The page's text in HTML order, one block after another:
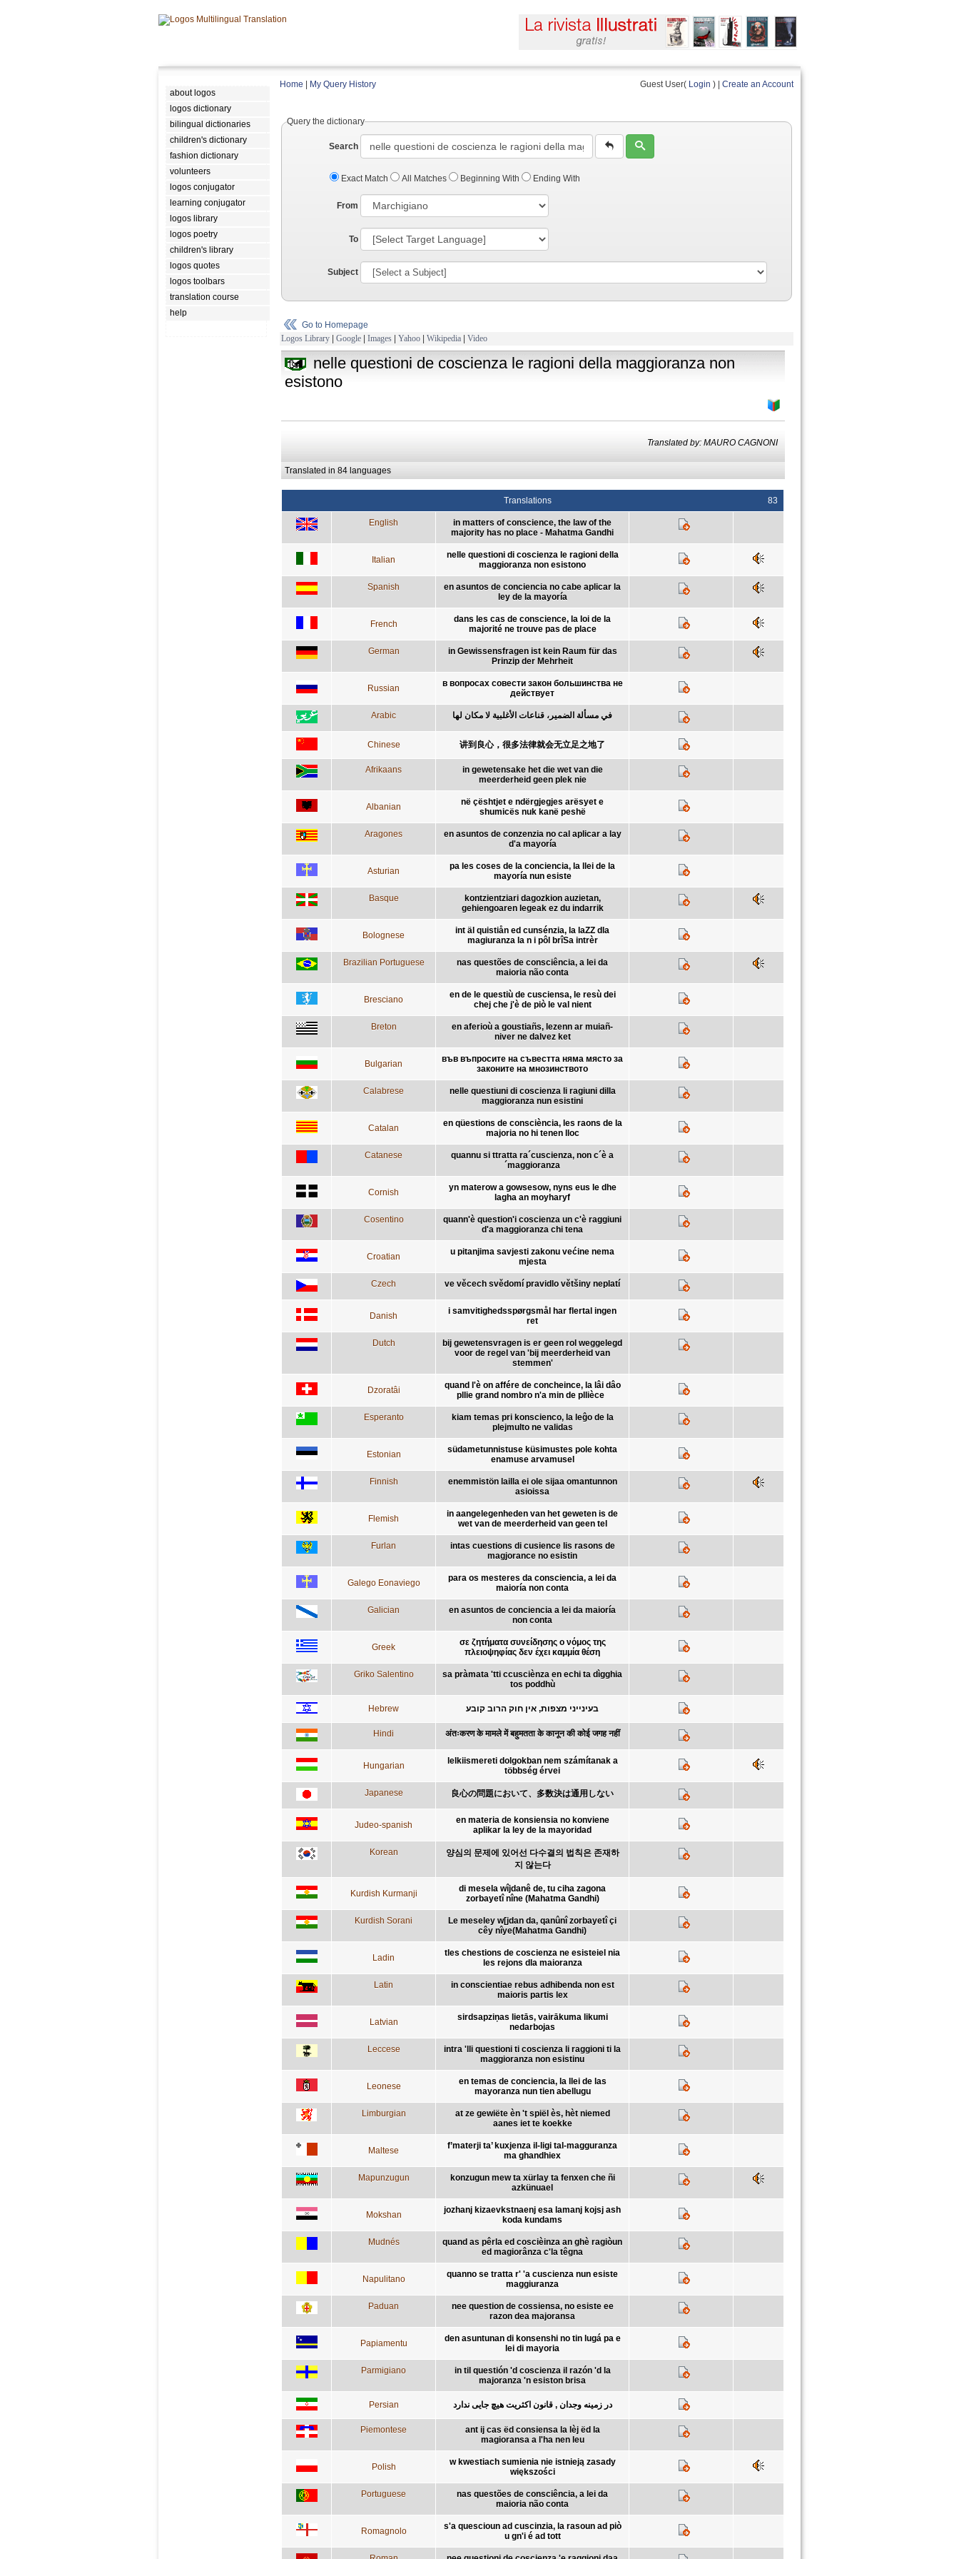
about logos
logos dictionary
bilingual dictionaries
children's dictionary
fashion dictionary
volunteers
logos conjugator
learning conjugator
logos library
logos poetry
children's library
logos quotes
logos toolbars
translation course
help
Home My Query History Guest User( Login ) | Create an Account
Query the dictionary
Search
Exact Match All Matches Beginning With Ending With
From
To
Subject
Go to Homepage
Logos Library | Google | Images | Yahoo | Wikipedia | Video
nelle questioni de coscienza le ragioni della maggioranza non
esistono
Translated by: MAURO CAGNONI
Translated in 84 languages
Translations 83
English
in matters of conscience, the law of the
majority has no place - Mahatma Gandhi
Italian
nelle questioni di coscienza le ragioni della
maggioranza non esistono
Spanish
en asuntos de conciencia no cabe aplicar la
ley de la mayoría
French
dans les cas de conscience, la loi de la
majorité ne trouve pas de place
German
in Gewissensfragen ist kein Raum für das
Prinzip der Mehrheit
Russian
в вопросах совести закон большинства не
действует
Arabic في مسألة الضمير، قناعات الأغلبية لا مكان لها
Chinese 讲到良心，很多法律就会无立足之地了
Afrikaans
in gewetensake het die wet van die
meerderheid geen plek nie
Albanian
në çështjet e ndërgjegjes arësyet e
shumicës nuk kanë peshë
Aragones
en asuntos de conzenzia no cal aplicar a lay
d'a mayoría
Asturian
pa les coses de la conciencia, la llei de la
mayoría nun esiste
Basque
kontzientziari dagozkion auzietan,
gehiengoaren legeak ez du indarrik
Bolognese
int äl quistiån ed cunsénzia, la laZZ dla
magiuranza la n i pôl brîSa intrèr
Brazilian Portuguese
nas questões de consciência, a lei da
maioria não conta
Bresciano
en de le questiù de cusciensa, le resù dei
chej che j'è de piò le val nient
Breton
en aferioù a goustiañs, lezenn ar muiañ-
niver ne dalvez ket
Bulgarian
във въпросите на съвестта няма място за
законите на мнозинството
Calabrese
nelle questiuni di coscienza li ragiuni dilla
maggioranza nun esistini
Catalan
en qüestions de consciència, les raons de la
majoria no hi tenen lloc
Catanese
quannu si ttratta ra´cuscienza, non c´è a
´maggioranza
Cornish
yn materow a gowsesow, nyns eus le dhe
lagha an moyharyf
Cosentino
quann'è question'i coscienza un c'è raggiuni
d'a maggioranza chi tena
Croatian
u pitanjima savjesti zakonu većine nema
mjesta
Czech ve věcech svědomí pravidlo většiny neplatí
Danish
i samvitighedsspørgsmål har flertal ingen
ret
Dutch
bij gewetensvragen is er geen rol weggelegd
voor de regel van 'bij meerderheid van
stemmen'
Dzoratâi
quand l'è on affére de concheince, la lâi dâo
pllie grand nombro n'a min de pllièce
Esperanto
kiam temas pri konscienco, la leĝo de la
plejmulto ne validas
Estonian
südametunnistuse küsimustes pole kohta
enamuse arvamusel
Finnish
enemmistön lailla ei ole sijaa omantunnon
asioissa
Flemish
in aangelegenheden van het geweten is de
wet van de meerderheid van geen tel
Furlan
intas cuestions di cusience lis rasons de
magjorance no esistin
Galego Eonaviego
para os mesteres da consciencia, a lei da
maioría non conta
Galician
en asuntos de conciencia a lei da maioría
non conta
Greek
σε ζητήματα συνείδησης ο νόμος της
πλειοψηφίας δεν έχει καμμία θέση
Griko Salentino
sa pràmata 'tti ccusciènza en echi ta dìgghia
tos poddhù
Hebrew בעינייני מצפות, אין חוק הרוב קובע
Hindi अंतःकरण के मामले में बहुमतता के कानून की कोई जगह नहीं
Hungarian
lelkiismereti dolgokban nem számítanak a
többség érvei
Japanese 良心の問題において、多数決は通用しない
Judeo-spanish
en materia de konsiensia no konviene
aplikar la ley de la mayoridad
Korean
양심의 문제에 있어선 다수결의 법칙은 존재하
지 않는다
Kurdish Kurmanji
di mesela wîjdanê de, tu ciha zagona
zorbayetî nîne (Mahatma Gandhi)
Kurdish Sorani
Le meseley w[jdan da, qanûnî zorbayetî çi
cêy nîye(Mahatma Gandhi)
Ladin
tles chestions de coscienza ne esisteiel nia
les rejons dla maioranza
Latin
in conscientiae rebus adhibenda non est
maioris partis lex
Latvian
sirdsapziņas lietās, vairākuma likumi
nedarbojas
Leccese
intra 'lli questioni ti coscienza li raggioni ti la
maggioranza non esistinu
Leonese
en temas de conciencia, la llei de las
mayoranza nun tien abellugu
Limburgian
at ze gewiëte èn 't spiël ès, hèt niemed
aanes iet te koekke
Maltese
f’materji ta’ kuxjenza il-ligi tal-magguranza
ma ghandhiex
Mapunzugun
konzugun mew ta xürlay ta fenxen che ñi
azkünuael
Mokshan
jozhanj kizaevkstnaenj esa lamanj kojsj ash
koda kundams
Mudnés
quand as pêrla ed coscièinza an ghè ragiòun
ed magiorânza c'la têgna
Napulitano
quanno se tratta r' 'a cuscienza nun esiste
maggiuranza
Paduan
nee question de cossiensa, no esiste ee
razon dea majoransa
Papiamentu
den asuntunan di konsenshi no tin lugá pa e
lei di mayoria
Parmigiano
in til questión 'd coscienza il razón 'd la
majoranza 'n esiston brisa
Persian در زمینه وجدان , قانون اکثریت هیچ جایی ندارد
Piemontese
ant ij cas ëd consiensa la lèj ëd la
magioransa a l'ha nen leu
Polish
w kwestiach sumienia nie istnieją zasady
większości
Portuguese
nas questões de consciência, a lei da
maioria não conta
Romagnolo
s'a quescioun ad cuscinzia, la rasoun ad piò
u gn'i é ad tott